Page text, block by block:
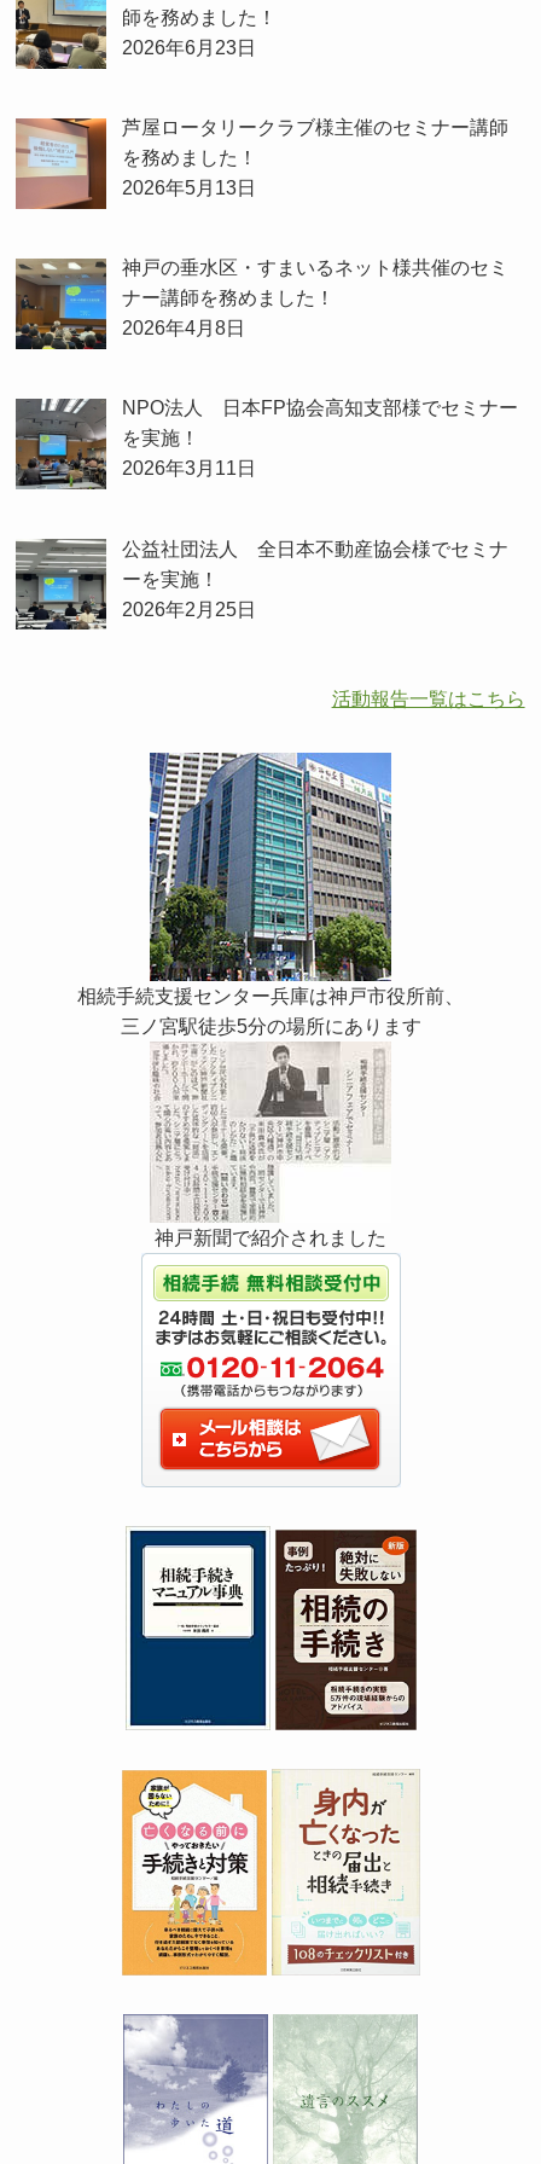
師を務めました！
2026年6月23日
芦屋ロータリークラブ様主催のセミナー講師
を務めました！
2026年5月13日
神戸の垂水区・すまいるネット様共催のセミ
ナー講師を務めました！
2026年4月8日
NPO法人 日本FP協会高知支部様でセミナー
を実施！
2026年3月11日
公益社団法人 全日本不動産協会様でセミナ
ーを実施！
2026年2月25日
活動報告一覧はこちら
相続手続支援センター兵庫は神戸市役所前、
三ノ宮駅徒歩5分の場所にあります
神戸新聞で紹介されました